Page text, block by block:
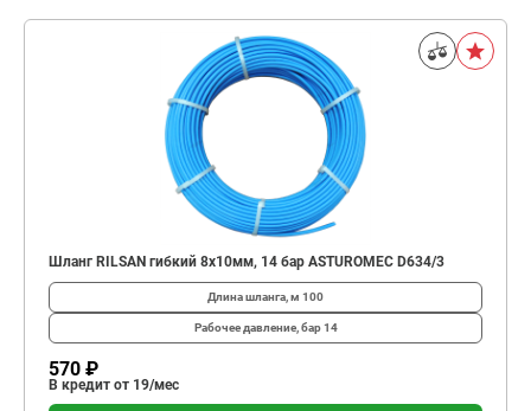
Шланг RILSAN гибкий 8x10мм, 14 бар ASTUROMEC D634/3
Длина шланга, м 100
Рабочее давление, бар14
570 ₽
В кредит от 19/мес